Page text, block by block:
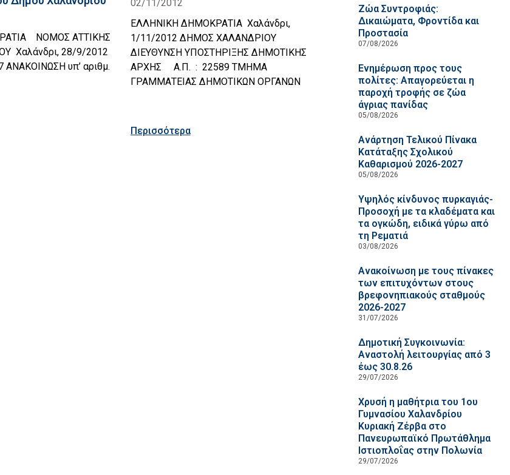
ΝΟΜΟΣ ΑΤΤΙΚΗΣ
Χαλάνδρι, 28/9/2012
ΑΝΑΚΟΙΝΩΣΗ υπ’ αριθμ.
02/11/2012
ΕΛΛΗΝΙΚΗ ΔΗΜΟΚΡΑΤΙΑ Χαλάνδρι,
1/11/2012 ΔΗΜΟΣ ΧΑΛΑΝΔΡΙΟΥ
ΔΙΕΥΘΥΝΣΗ ΥΠΟΣΤΗΡΙΞΗΣ ΔΗΜΟΤΙΚΗΣ
ΑΡΧΗΣ Α.Π. : 22589 ΤΜΗΜΑ
ΓΡΑΜΜΑΤΕΙΑΣ ΔΗΜΟΤΙΚΩΝ ΟΡΓΑΝΩΝ
Περισσότερα
Ζώα Συντροφιάς:
Δικαιώματα, Φροντίδα και
Προστασία
07/08/2026
Ενημέρωση προς τους
πολίτες: Απαγορεύεται η
παροχή τροφής σε ζώα
άγριας πανίδας
05/08/2026
Ανάρτηση Τελικού Πίνακα
Κατάταξης Σχολικού
Καθαρισμού 2026-2027
05/08/2026
Υψηλός κίνδυνος πυρκαγιάς-
Προσοχή με τα κλαδέματα και
τα ογκώδη, ειδικά γύρω από
τη Ρεματιά
03/08/2026
Ανακοίνωση με τους πίνακες
των επιτυχόντων στους
βρεφονηπιακούς σταθμούς
2026-2027
31/07/2026
Δημοτική Συγκοινωνία:
Αναστολή λειτουργίας από 3
έως 30.8.26
29/07/2026
Χρυσή η μαθήτρια του 1ου
Γυμνασίου Χαλανδρίου
Κυριακή Ζέρβα στο
Πανευρωπαϊκό Πρωτάθλημα
Ιστιοπλοΐας στην Πολωνία
29/07/2026